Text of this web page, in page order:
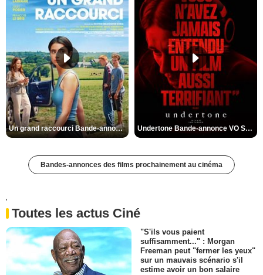
Un grand raccourci Bande-annonce VF Undertone Bande-annonce VO STFR
Bandes-annonces des films prochainement au cinéma
'
Toutes les actus Ciné
"S'ils vous paient
suffisamment..." : Morgan
Freeman peut "fermer les yeux"
sur un mauvais scénario s'il
estime avoir un bon salaire